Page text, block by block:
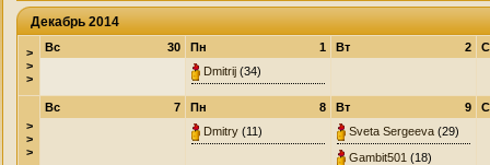
Декабрь 2014
>
>
>
30
Вс 1
Пн
Dmitrij (34)
2
Вт
>
>
>
7
Вс 8
Пн
Dmitry (11)
9
Вт
Sveta Sergeeva (29)
Gambit501 (18)